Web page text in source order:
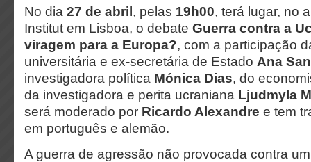
No dia 27 de abril , pelas 19h00, terá lugar, no
Institut em Lisboa, o debate Guerra contra a
viragem para a Europa?, com a participação
universitária e ex-secretária de Estado Ana
investigadora política Mónica Dias, do
da investigadora e perita ucraniana Ljudmyla
será moderado por Ricardo Alexandre e tem
em português e alemão.
A guerra de agressão não provocada contra